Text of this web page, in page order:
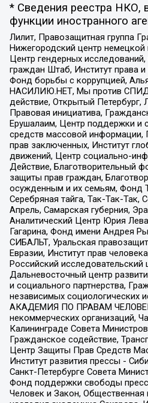
* Сведения реестра НКО,
функции иностранного
Лилит, Правозащитная группа
Нижегородский центр немецкой
Центр гендерных
граждан Штаб, Институт права и
Фонд борьбы с коррупцией,
НАСИЛИЮ.НЕТ, Мы против
действие, Открытый Петербург,
Правовая инициатива,
Ерушалаим, Центр поддержки и
средств массовой информации,
прав заключенных, Институт
движений, Центр социально-
Действие, Благотворительный
защиты прав граждан,
осужденным и их семьям, Фонд
Серебряная тайга, Так-Так-Так,
Апрель, Самарская губерния,
Аналитический Центр Юрия
Гагарина, Фонд имени Андрея
СИБАЛЬТ, Уральская
Евразии, Институт прав
Российский исследовательский
Дальневосточный центр
и социального партнерства,
независимых социологических
АКАДЕМИЯ ПО ПРАВАМ
некоммерческих организаций,
Калининграде Совета
Гражданское содействие,
Центр Защиты Прав Средств
Институт развития прессы -
Санкт-Петербурге Совета
Фонд поддержки свободы
Человек и Закон,